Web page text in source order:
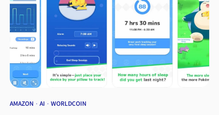
아닌 실패하도록 내버려둬야 한다”고 말할 정도다. 그는 기술 산업에 대해
비교적 선명한 의견을 내놓으며 정계에서 존재감을 키우고 있다. 존 리드
스타크(John Reed Stark) 전 SEC 집행국장은 최근 2024년 11월 미국
대선에서 공화당 대통령이 선출될 경우 헤스터 피어스 위원이 새 수장이 될
가능성을 언급하기도 했다. 더밀크는 지난 15일(현지시각) 미국
증권거래위원회 워싱턴D.C 본부에서 헤스터 피어스 위원을 단독으로 만났다.
피어스 위원과 단독 인터뷰를 통해 왜 SEC가 암호화폐 기업들을 줄줄히
제소하는지, 향후 암호화폐 규제 향방을 가늠해봤다. 👉 (해설) 미국이 '기준
없는 제재' 환경이 된 이유: 의회와 SEC의 동상이몽
AMAZON AI WORLDCOIN